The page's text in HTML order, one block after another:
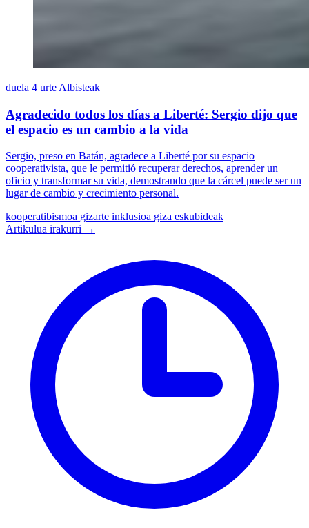
duela 4 urte Albisteak
Agradecido todos los días a Liberté: Sergio dijo que
el espacio es un cambio a la vida
Sergio, preso en Batán, agradece a Liberté por su espacio
cooperativista, que le permitió recuperar derechos, aprender un
oficio y transformar su vida, demostrando que la cárcel puede ser un
lugar de cambio y crecimiento personal.
kooperatibismoa gizarte inklusioa giza eskubideak
Artikulua irakurri →